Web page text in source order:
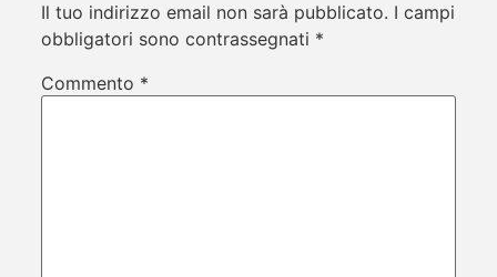
Il tuo indirizzo email non sarà pubblicato. I campi
obbligatori sono contrassegnati *
Commento *